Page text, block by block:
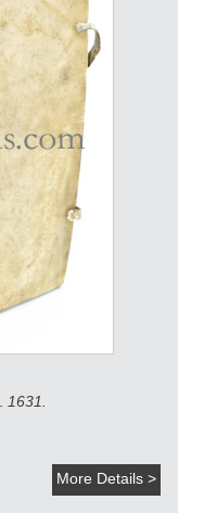
1631.
More Details >